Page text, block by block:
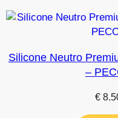
Silicone Neutro
–
€